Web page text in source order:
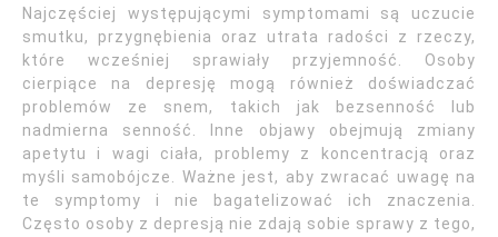
Najczęściej występującymi symptomami są uczucie
smutku, przygnębienia oraz utrata radości z rzeczy,
które wcześniej sprawiały przyjemność. Osoby
cierpiące na depresję mogą również doświadczać
problemów ze snem, takich jak bezsenność lub
nadmierna senność. Inne objawy obejmują zmiany
apetytu i wagi ciała, problemy z koncentracją oraz
myśli samobójcze. Ważne jest, aby zwracać uwagę na
te symptomy i nie bagatelizować ich znaczenia.
Często osoby z depresją nie zdają sobie sprawy z tego,